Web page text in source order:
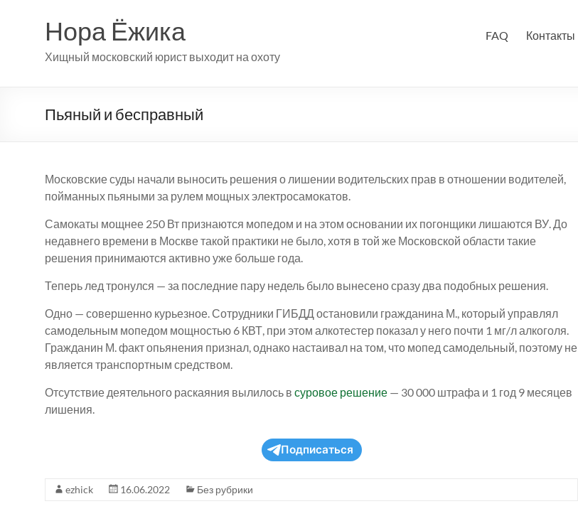
содержимомуНора Ёжика
Хищный московский юрист выходит на охоту
FAQ Контакты
Пьяный и бесправный
Московские суды начали выносить решения о лишении водительских прав в отношении водителей,
пойманных пьяными за рулем мощных электросамокатов.
Самокаты мощнее 250 Вт признаются мопедом и на этом основании их погонщики лишаются ВУ. До
недавнего времени в Москве такой практики не было, хотя в той же Московской области такие
решения принимаются активно уже больше года.
Теперь лед тронулся — за последние пару недель было вынесено сразу два подобных решения.
Одно — совершенно курьезное. Сотрудники ГИБДД остановили гражданина М., который управлял
самодельным мопедом мощностью 6 КВТ, при этом алкотестер показал у него почти 1 мг/л алкоголя.
Гражданин М. факт опьянения признал, однако настаивал на том, что мопед самодельный, поэтому не
является транспортным средством.
Отсутствие деятельного раскаяния вылилось в суровое решение — 30 000 штрафа и 1 год 9 месяцев
лишения.
Подписаться
ezhick 16.06.2022 Без рубрики